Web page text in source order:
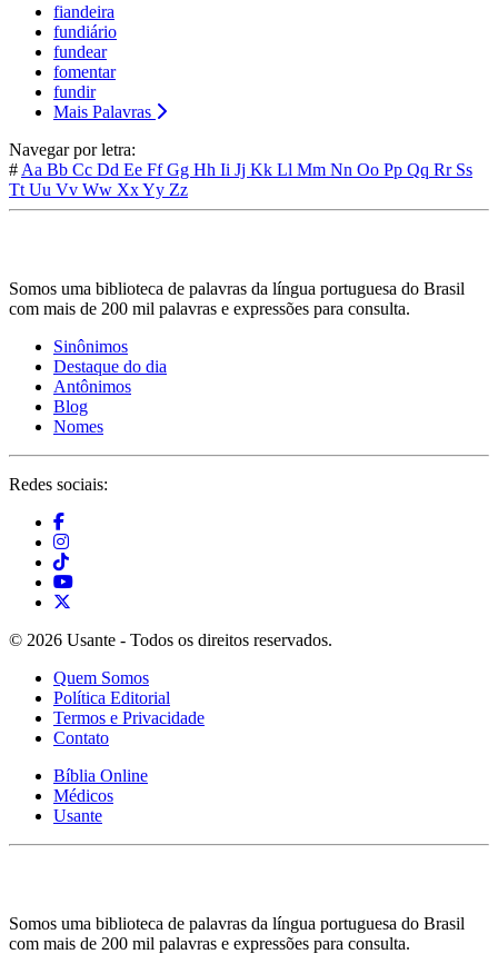
fiandeira
fundiário
fundear
fomentar
fundir
Mais Palavras
Navegar por letra:
# Aa Bb Cc Dd Ee FfGg Hh Ii Jj Kk Ll Mm Nn Oo Pp Qq Rr Ss
Tt Uu Vv Ww XxYy Zz
Somos uma biblioteca de palavras da língua portuguesa do Brasil
com mais de 200 mil palavras e expressões para consulta.
Sinônimos
Destaque do dia
Antônimos
Blog
Nomes
Redes sociais:
© 2026 Usante - Todos os direitos reservados.
Quem Somos
Política Editorial
Termos e Privacidade
Contato
Bíblia Online
Médicos
Usante
Somos uma biblioteca de palavras da língua portuguesa do Brasil
com mais de 200 mil palavras e expressões para consulta.